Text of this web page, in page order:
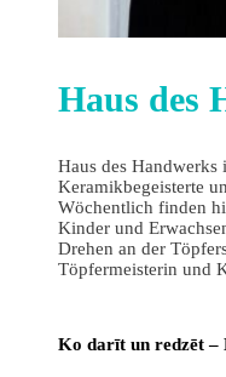
Haus des
Haus des
Keramikbegeisterte
Wöchentlich finden
Kinder und
Drehen an der
Töpfermeisterin und
Ko darīt un redzēt –